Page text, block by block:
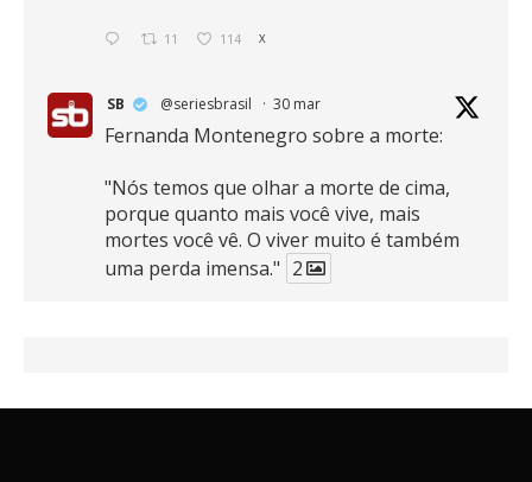
11 114 X
SB @seriesbrasil · 30 mar
Fernanda Montenegro sobre a morte:
"Nós temos que olhar a morte de cima,
porque quanto mais você vive, mais
mortes você vê. O viver muito é também
uma perda imensa." 2